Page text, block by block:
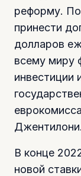
реформу.
принести
долларов
всему миру
инвестиции
Джентилони.
В конце
новой